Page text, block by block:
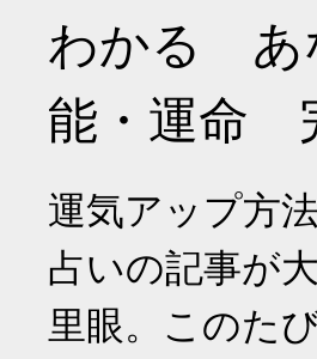
わかる あ
能・運命
運気アップ方
占いの記事が
里眼。このた